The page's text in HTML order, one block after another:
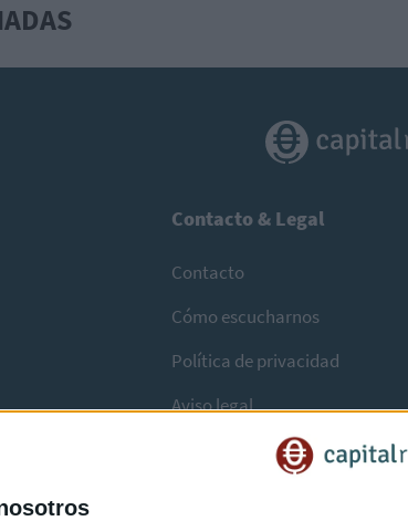
Contacto & Legal
Contacto
Cómo escucharnos
Política de privacidad
Aviso legal